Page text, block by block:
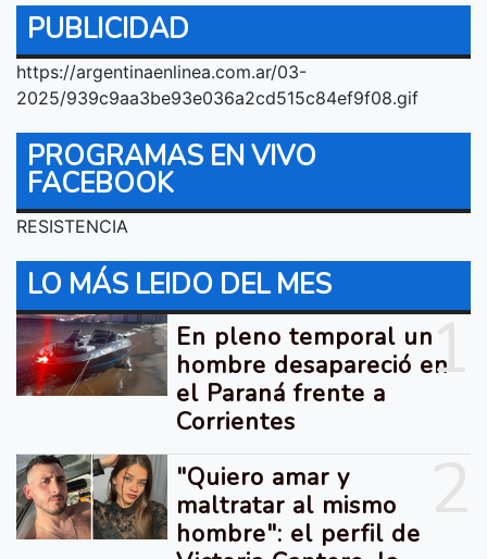
PUBLICIDAD
https://argentinaenlinea.com.ar/03-
2025/939c9aa3be93e036a2cd515c84ef9f08.gif
PROGRAMAS EN VIVO
FACEBOOK
RESISTENCIA
LO MÁS LEIDO DEL MES
1
En pleno temporal un
hombre desapareció en
el Paraná frente a
Corrientes
"Quiero amar y
maltratar al mismo
hombre": el perfil de